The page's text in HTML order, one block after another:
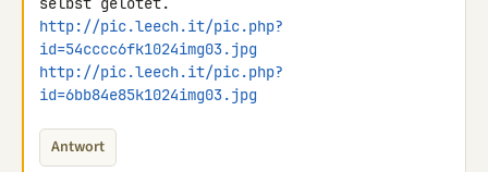
http://pic.leech.it/pic.php?
id=54cccc6fk1024img03.jpg
http://pic.leech.it/pic.php?
id=6bb84e85k1024img03.jpg
Antwort